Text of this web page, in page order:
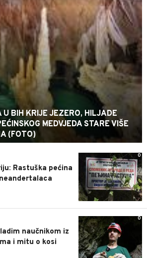
U BIH KRIJE JEZERO, HILJADE
MEDVJEDA STARE VIŠE
(FOTO)
0
Rastuška pećina
0
naučnikom iz
i mitu o kosi